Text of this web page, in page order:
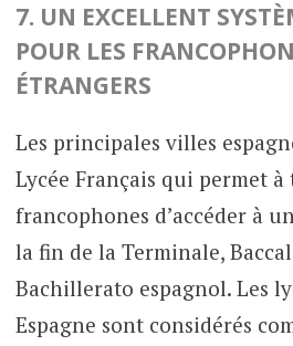
7. UN EXCELLENT
POUR LES
ÉTRANGERS
Les principales villes
Lycée Français qui permet à
francophones d’accéder à
la fin de la Terminale,
Bachillerato espagnol. Les
Espagne sont considérés